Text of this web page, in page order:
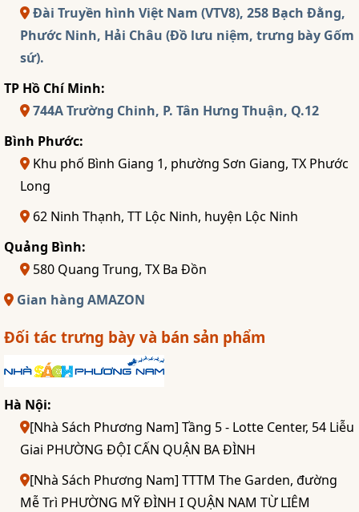
Đài Truyền hình Việt Nam (VTV8), 258 Bạch Đằng,
Phước Ninh, Hải Châu (Đồ lưu niệm, trưng bày Gốm
sứ).
TP Hồ Chí Minh:
744A Trường Chinh, P. Tân Hưng Thuận, Q.12
Bình Phước:
Khu phố Bình Giang 1, phường Sơn Giang, TX Phước
Long
62 Ninh Thạnh, TT Lộc Ninh, huyện Lộc Ninh
Quảng Bình:
580 Quang Trung, TX Ba Đồn
Gian hàng AMAZON
Đối tác trưng bày và bán sản phẩm
Hà Nội:
[Nhà Sách Phương Nam] Tầng 5 - Lotte Center, 54 Liễu
Giai PHƯỜNG ĐỘI CẤN QUẬN BA ĐÌNH
[Nhà Sách Phương Nam] TTTM The Garden, đường
Mễ Trì PHƯỜNG MỸ ĐÌNH I QUẬN NAM TỪ LIÊM